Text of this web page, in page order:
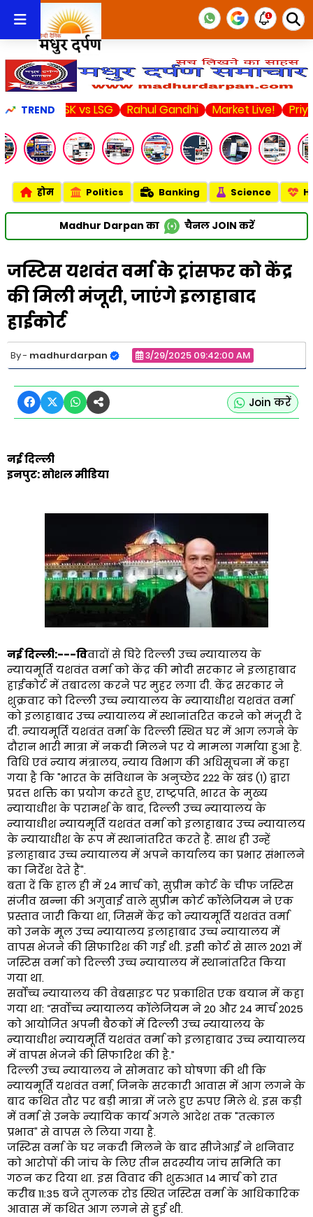
TREND
CSK vs LSG Rahul Gandhi Market Live! Priyanka
होम Politics Banking Science
Madhur Darpan का चैनल JOIN करें
जस्टिस यशवंत वर्मा के ट्रांसफर को केंद्र
की मिली मंजूरी, जाएंगे इलाहाबाद
हाईकोर्ट
madhurdarpan 3/29/2025 09:42:00 AM
Join करें
नई दिल्ली
इनपुट: सोशल मीडिया
नई दिल्ली:---विवादों से घिरे दिल्ली उच्च न्यायालय के
न्यायमूर्ति यशवंत वर्मा को केंद्र की मोदी सरकार ने इलाहाबाद
हाईकोर्ट में तबादला करने पर मुहर लगा दी. केंद्र सरकार ने
शुक्रवार को दिल्ली उच्च न्यायालय के न्यायाधीश यशवंत वर्मा
को इलाहाबाद उच्च न्यायालय में स्थानांतरित करने को मंजूरी दे
दी. न्यायमूर्ति यशवंत वर्मा के दिल्ली स्थित घर में आग लगने के
दौरान भारी मात्रा में नकदी मिलने पर ये मामला गर्माया हुआ है.
विधि एवं न्याय मंत्रालय, न्याय विभाग की अधिसूचना में कहा
गया है कि "भारत के संविधान के अनुच्छेद 222 के खंड (1) द्वारा
प्रदत्त शक्ति का प्रयोग करते हुए, राष्ट्रपति, भारत के मुख्य
न्यायाधीश के परामर्श के बाद, दिल्ली उच्च न्यायालय के
न्यायाधीश न्यायमूर्ति यशवंत वर्मा को इलाहाबाद उच्च न्यायालय
के न्यायाधीश के रूप में स्थानांतरित करते हैं. साथ ही उन्हें
इलाहाबाद उच्च न्यायालय में अपने कार्यालय का प्रभार संभालने
का निर्देश देते हैं".
बता दें कि हाल ही में 24 मार्च को, सुप्रीम कोर्ट के चीफ जस्टिस
संजीव खन्ना की अगुवाई वाले सुप्रीम कोर्ट कॉलेजियम ने एक
प्रस्ताव जारी किया था, जिसमें केंद्र को न्यायमूर्ति यशवंत वर्मा
को उनके मूल उच्च न्यायालय इलाहाबाद उच्च न्यायालय में
वापस भेजने की सिफारिश की गई थी. इसी कोर्ट से साल 2021 में
जस्टिस वर्मा को दिल्ली उच्च न्यायालय में स्थानांतरित किया
गया था.
सर्वोच्च न्यायालय की वेबसाइट पर प्रकाशित एक बयान में कहा
गया था: “सर्वोच्च न्यायालय कॉलेजियम ने 20 और 24 मार्च 2025
को आयोजित अपनी बैठकों में दिल्ली उच्च न्यायालय के
न्यायाधीश न्यायमूर्ति यशवंत वर्मा को इलाहाबाद उच्च न्यायालय
में वापस भेजने की सिफारिश की है.”
दिल्ली उच्च न्यायालय ने सोमवार को घोषणा की थी कि
न्यायमूर्ति यशवंत वर्मा, जिनके सरकारी आवास में आग लगने के
बाद कथित तौर पर बड़ी मात्रा में जले हुए रुपए मिले थे. इस कड़ी
में वर्मा से उनके न्यायिक कार्य अगले आदेश तक "तत्काल
प्रभाव" से वापस ले लिया गया है.
जस्टिस वर्मा के घर नकदी मिलने के बाद सीजेआई ने शनिवार
को आरोपों की जांच के लिए तीन सदस्यीय जांच समिति का
गठन कर दिया था. इस विवाद की शुरुआत 14 मार्च को रात
करीब 11:35 बजे तुगलक रोड स्थित जस्टिस वर्मा के आधिकारिक
आवास में कथित आग लगने से हुई थी.